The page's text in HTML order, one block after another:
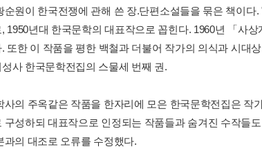
순원이 한국전쟁에 관해 쓴 장.단편소설들을 묶은 책이
1950년대 한국문학의 대표작으로 꼽힌다. 1960년 「사
또한 이 작품을 평한 백철과 더불어 작가의 의식과 시대
사 한국문학전집의 스물세 번째 권.
사의 주옥같은 작품을 한자리에 모은 한국문학전집은 작
구성하되 대표작으로 인정되는 작품들과 숨겨진 수작들
과의 대조로 오류를 수정했다.